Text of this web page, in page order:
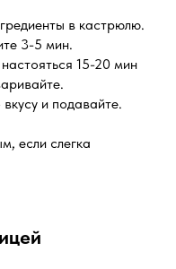
в кастрюлю.
3-5 мин.
15-20 мин
и подавайте.
если слегка